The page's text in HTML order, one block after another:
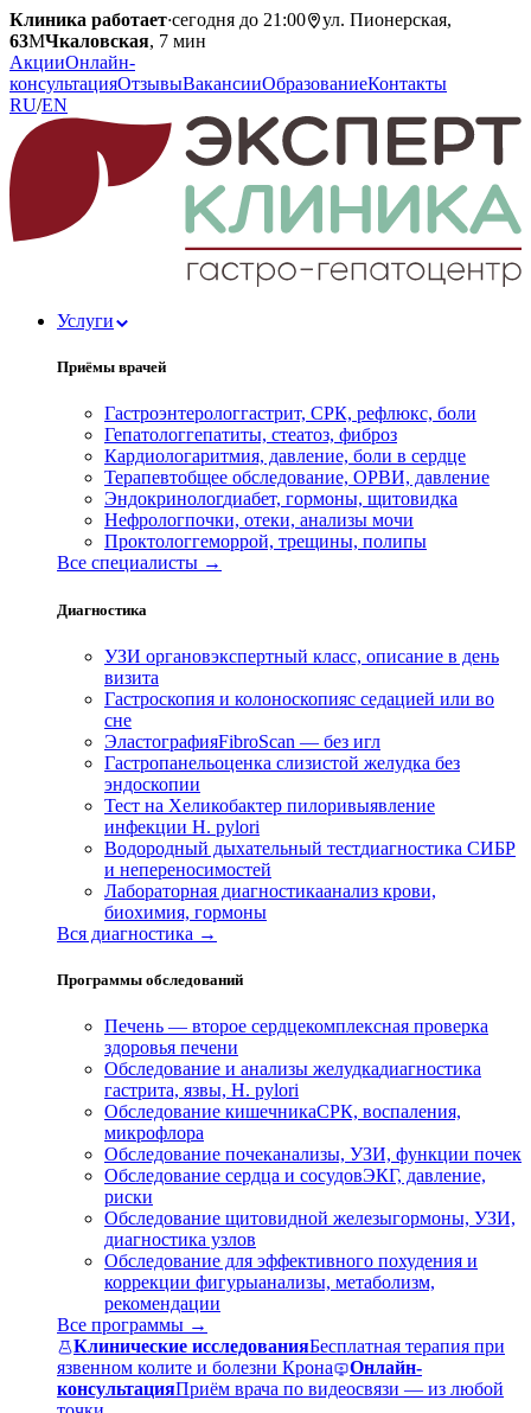
Клиника работает·сегодня до 21:00
ул. Пионерская,
63МЧкаловская, 7 мин
АкцииОнлайн-
консультацияОтзывыВакансииОбразованиеКонтакты
RU/EN
Услуги
Приёмы врачей
Гастроэнтерологгастрит, СРК, рефлюкс, боли
Гепатологгепатиты, стеатоз, фиброз
Кардиологаритмия, давление, боли в сердце
Терапевтобщее обследование, ОРВИ, давление
Эндокринологдиабет, гормоны, щитовидка
Нефрологпочки, отеки, анализы мочи
Проктологгеморрой, трещины, полипы
Все специалисты →
Диагностика
УЗИ органовэкспертный класс, описание в день
визита
Гастроскопия и колоноскопияс седацией или во
сне
ЭластографияFibroScan — без игл
Гастропанельоценка слизистой желудка без
эндоскопии
Тест на Хеликобактер пилоривыявление
инфекции H. pylori
Водородный дыхательный тестдиагностика СИБР
и непереносимостей
Лабораторная диагностикаанализ крови,
биохимия, гормоны
Вся диагностика →
Программы обследований
Печень — второе сердцекомплексная проверка
здоровья печени
Обследование и анализы желудкадиагностика
гастрита, язвы, H. pylori
Обследование кишечникаСРК, воспаления,
микрофлора
Обследование почеканализы, УЗИ, функции почек
Обследование сердца и сосудовЭКГ, давление,
риски
Обследование щитовидной железыгормоны, УЗИ,
диагностика узлов
Обследование для эффективного похудения и
коррекции фигурыанализы, метаболизм,
рекомендации
Все программы →
Клинические исследованияБесплатная терапия при
язвенном колите и болезни Крона
Онлайн-
консультацияПриём врача по видеосвязи — из любой